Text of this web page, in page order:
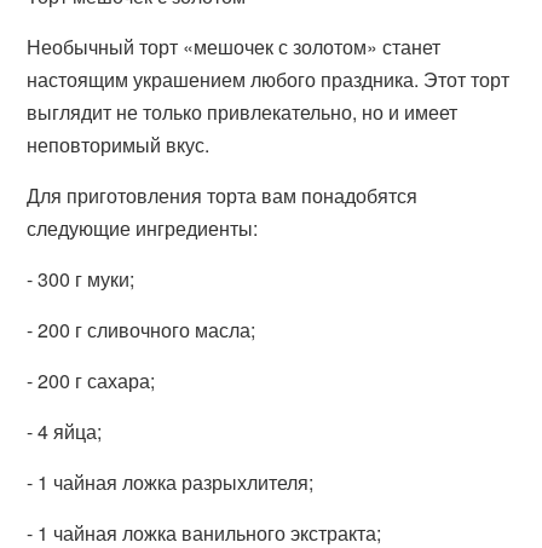
Необычный торт «мешочек с золотом» станет
настоящим украшением любого праздника. Этот торт
выглядит не только привлекательно, но и имеет
неповторимый вкус.
Для приготовления торта вам понадобятся
следующие ингредиенты:
- 300 г муки;
- 200 г сливочного масла;
- 200 г сахара;
- 4 яйца;
- 1 чайная ложка разрыхлителя;
- 1 чайная ложка ванильного экстракта;